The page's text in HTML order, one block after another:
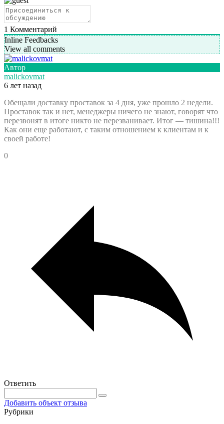
1 Комментарий
Inline Feedbacks
View all comments
Автор
malickovmat
6 лет назад
Обещали доставку проставок за 4 дня, уже прошло 2 недели.
Проставок так и нет, менеджеры ничего не знают, говорят что
перезвонят в итоге никто не перезванивает. Итог — тишина!!!
Как они еще работают, с таким отношением к клиентам и к
своей работе!
0
Ответить
Добавить объект отзыва
Рубрики